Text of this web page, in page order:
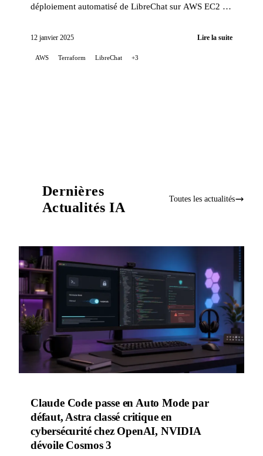
déploiement automatisé de LibreChat sur AWS EC2 a
changement...
12 janvier 2025 Lire la suite
AWS Terraform LibreChat +3
Dernières
Actualités IA
Toutes les actualités
Claude Code passe en Auto Mode par
défaut, Astra classé critique en
cybersécurité chez OpenAI, NVIDIA
dévoile Cosmos 3